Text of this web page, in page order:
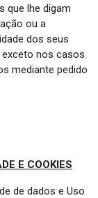
que lhe digam
ou a
dos seus
nos casos
mediante pedido
E COOKIES
de dados e Uso